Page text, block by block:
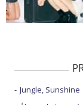
Jungle, Sunshine